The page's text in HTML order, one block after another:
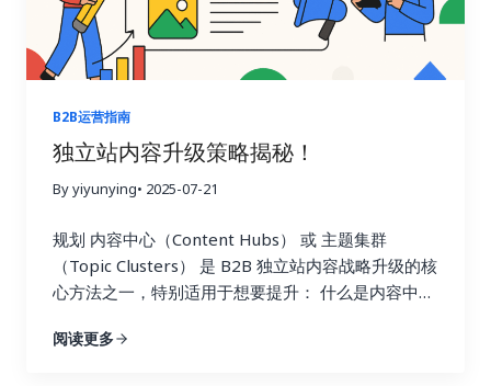
B2B运营指南
独立站内容升级策略揭秘！
By yiyunying• 2025-07-21
规划 内容中心（Content Hubs） 或 主题集群
（Topic Clusters） 是 B2B 独立站内容战略升级的核
心方法之一，特别适用于想要提升： 什么是内容中心
内容中心（Content Hub）： 是围绕某个核心话
阅读更多